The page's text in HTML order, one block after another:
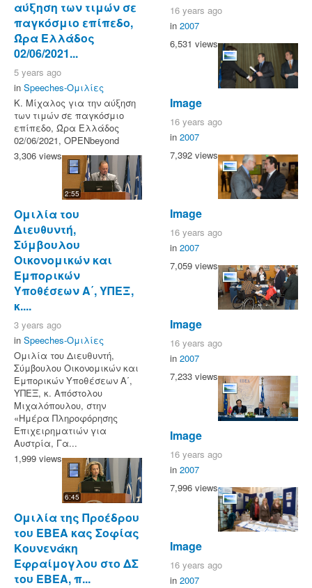
αύξηση των τιμών σε
παγκόσμιο επίπεδο,
Ώρα Ελλάδος
02/06/2021...
5 years ago
in Speeches-Ομιλίες
Κ. Μίχαλος για την αύξηση
των τιμών σε παγκόσμιο
επίπεδο, Ώρα Ελλάδος
02/06/2021, OPENbeyond
3,306 views
2:55
Ομιλία του
Διευθυντή,
Σύμβουλου
Οικονομικών και
Εμπορικών
Υποθέσεων Α΄, ΥΠΕΞ,
κ....
3 years ago
in Speeches-Ομιλίες
Ομιλία του Διευθυντή,
Σύμβουλου Οικονομικών και
Εμπορικών Υποθέσεων Α΄,
ΥΠΕΞ, κ. Απόστολου
Μιχαλόπουλου, στην
«Ημέρα Πληροφόρησης
Επιχειρηματιών για
Αυστρία, Γα...
1,999 views
6:45
Ομιλία της Προέδρου
του ΕΒΕΑ κας Σοφίας
Κουνενάκη
Εφραίμογλου στο ΔΣ
του ΕΒΕΑ, π...
16 years ago
in 2007
6,531 views
Image
16 years ago
in 2007
7,392 views
Image
16 years ago
in 2007
7,059 views
Image
16 years ago
in 2007
7,233 views
Image
16 years ago
in 2007
7,996 views
Image
16 years ago
in 2007